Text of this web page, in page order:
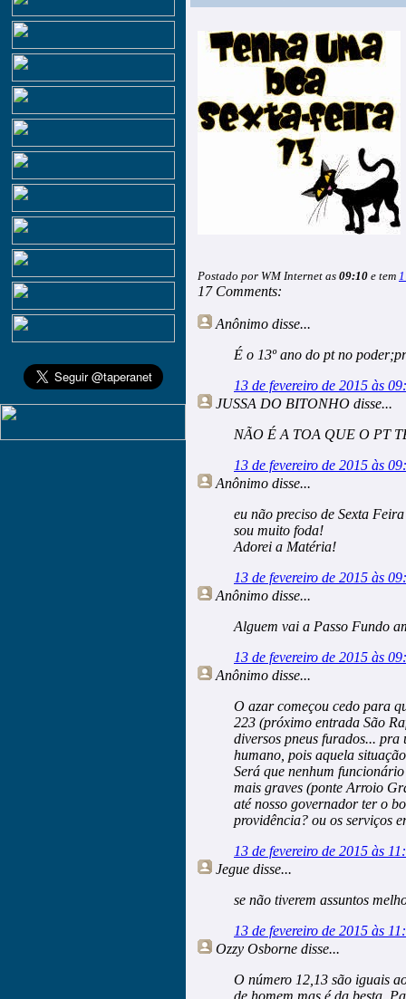
Postado por WM Internet as 09:10 e tem
17 Comments:
Anônimo disse...
É o 13º ano do pt no
13 de fevereiro de 2015 às
JUSSA DO BITONHO disse...
NÃO É A TOA QUE O PT
13 de fevereiro de 2015 às
Anônimo disse...
eu não preciso de Sexta
sou muito foda!
Adorei a Matéria!
13 de fevereiro de 2015 às
Anônimo disse...
Alguem vai a Passo Fundo
13 de fevereiro de 2015 às
Anônimo disse...
O azar começou cedo para
223 (próximo entrada São
diversos pneus furados... pra
humano, pois aquela
Será que nenhum
mais graves (ponte Arroio
até nosso governador ter o
providência? ou os serviços
13 de fevereiro de 2015 às
Jegue disse...
se não tiverem assuntos
13 de fevereiro de 2015 às
Ozzy Osborne disse...
O número 12,13 são iguais
de homem mas é da besta.